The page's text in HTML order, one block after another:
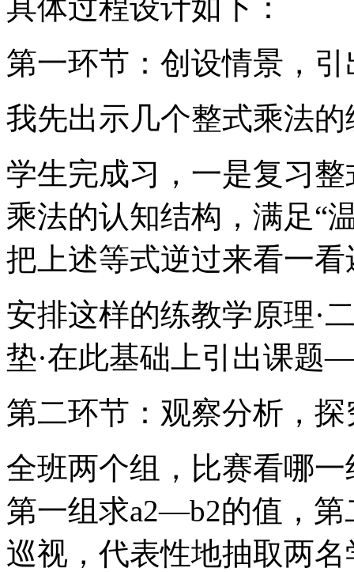
具体过程设计如下：
第一环节：创设情景，引
我先出示几个整式乘法的
学生完成习，一是复习
乘法的认知结构，满足“
把上述等式逆过来看一
安排这样的练教学原理·
垫·在此基础上引出课题
第二环节：观察分析，探
全班两个组，比赛看哪
第一组求a2—b2的值，
巡视，代表性地抽取两